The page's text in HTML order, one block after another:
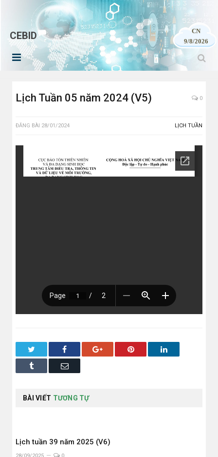
CEBID
CN
9/8/2026
Lịch Tuần 05 năm 2024 (V5) 0
ĐĂNG BÀI 28/01/2024 LỊCH TUẦN
Facebook Google+ Pinterest LinkedIn
Tumblr Email
BÀI VIẾT TƯƠNG TỰ
Lịch tuần 39 năm 2025 (V6)
28/09/2025 0